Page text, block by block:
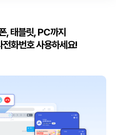
, 태블릿, PC까지
화번호 사용하세요!